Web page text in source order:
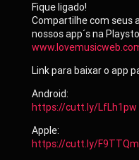
Fique ligado!
Compartilhe com seus
nossos app´s na
Link para baixar o app
Android:
https://cutt.ly/LfLh1pw
Apple:
https://cutt.ly/